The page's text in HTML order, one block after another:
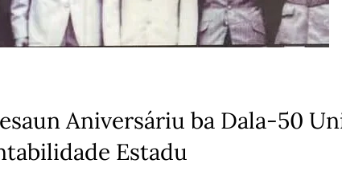
Aniversáriu ba Dala-50
Estadu